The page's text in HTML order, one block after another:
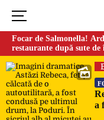
Focar de Salmonella!
restaurante după sute
a